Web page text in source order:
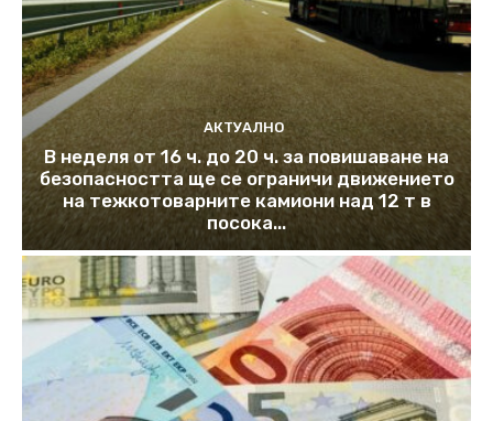
АКТУАЛНО
В неделя от 16 ч. до 20 ч. за повишаване на
безопасността ще се ограничи движението
на тежкотоварните камиони над 12 т в
посока...